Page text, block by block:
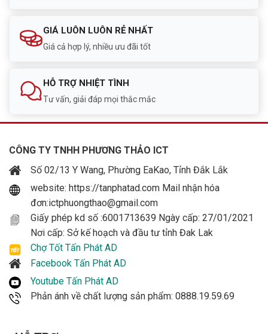
sát hàng đầu thế giới với nhiều ưu điểm:
Chất lượng hình ảnh ổn định.
Công nghệ AI hiện đại.
Hoạt động bền bỉ.
Sản phẩm được sử dụng rộng rãi tại nhà ở, doanh
cầu.
Mua Camera DAHUA DH-IPC-HDW1439V-
A-IL Chính Hãng Tại Đắk Lắk
Tấn Phát AD chuyên cung cấp camera Dahua chính
hãng tại Buôn Ma Thuột và Đắk Lắk.
GIÁ LUÔN LUÔN RẺ NHẤT
Giá cả hợp lý, nhiều ưu đãi tốt
HỖ TRỢ NHIỆT TÌNH
Tư vấn, giải đáp mọi thắc mắc
CÔNG TY TNHH PHƯƠNG THẢO ICT
Số 02/13 Y Wang, Phường EaKao, Tỉnh Đắk Lắk
website: https://tanphatad.com Mail nhận hóa
đơn:ictphuongthao@gmail.com
Giấy phép kd số :6001713639 Ngày cấp: 27/01/2021
Nơi cấp: Sở kế hoạch và đầu tư tỉnh Đak Lak
Chợ Tốt Tấn Phát AD
Facebook Tấn Phát AD
Youtube Tấn Phát AD
Phản ánh về chất lượng sản phẩm: 0888.19.59.69